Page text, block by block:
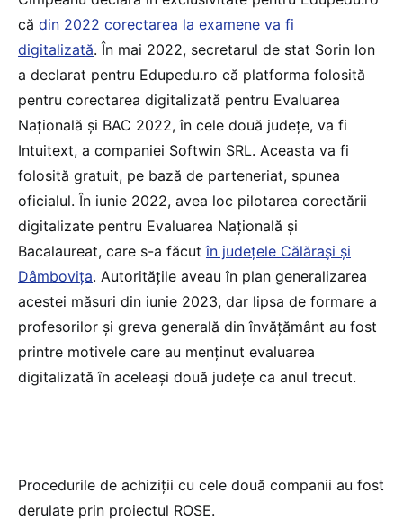
că din 2022 corectarea la examene va fi
digitalizată. În mai 2022, secretarul de stat Sorin Ion
a declarat pentru Edupedu.ro că platforma folosită
pentru corectarea digitalizată pentru Evaluarea
Națională și BAC 2022, în cele două județe, va fi
Intuitext, a companiei Softwin SRL. Aceasta va fi
folosită gratuit, pe bază de parteneriat, spunea
oficialul. În iunie 2022, avea loc pilotarea corectării
digitalizate pentru Evaluarea Națională și
Bacalaureat, care s-a făcutîn județele Călărași și
Dâmbovița. Autoritățile aveau în plan generalizarea
acestei măsuri din iunie 2023, dar lipsa de formare a
profesorilor și greva generală din învățământ au fost
printre motivele care au menținut evaluarea
digitalizată în aceleași două județe ca anul trecut.
Procedurile de achiziții cu cele două companii au fost
derulate prin proiectul ROSE.